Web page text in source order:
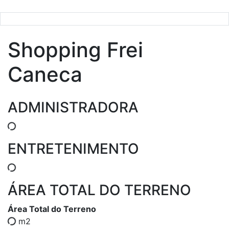
Shopping Frei
Caneca
ADMINISTRADORA
ENTRETENIMENTO
ÁREA TOTAL DO TERRENO
Área Total do Terreno
m2